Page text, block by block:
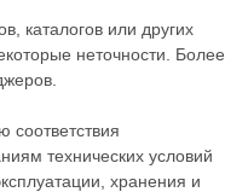
каталогов или других
неточности. Более
соответствия
технических условий
хранения и